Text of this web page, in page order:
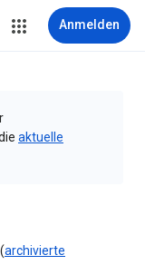
Anmelden
aktuelle
archivierte